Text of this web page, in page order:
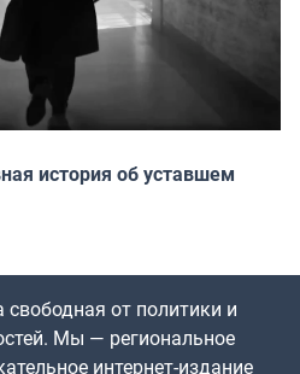
история об уставшем
от политики и
Мы — региональное
интернет-издание